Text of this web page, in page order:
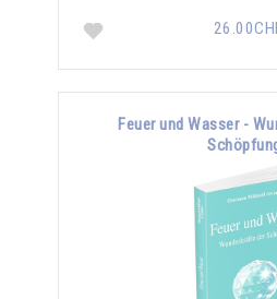
Feuer und Wasser -